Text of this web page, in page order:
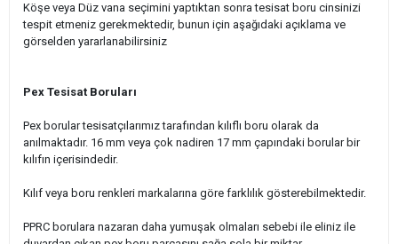
Köşe veya Düz vana seçimini yaptıktan sonra tesisat boru cinsinizi
tespit etmeniz gerekmektedir, bunun için aşağıdaki açıklama ve
görselden yararlanabilirsiniz
Pex Tesisat Boruları
Pex borular tesisatçılarımız tarafından kılıflı boru olarak da
anılmaktadır. 16 mm veya çok nadiren 17 mm çapındaki borular bir
kılıfın içerisindedir.
Kılıf veya boru renkleri markalarına göre farklılık gösterebilmektedir.
PPRC borulara nazaran daha yumuşak olmaları sebebi ile eliniz ile